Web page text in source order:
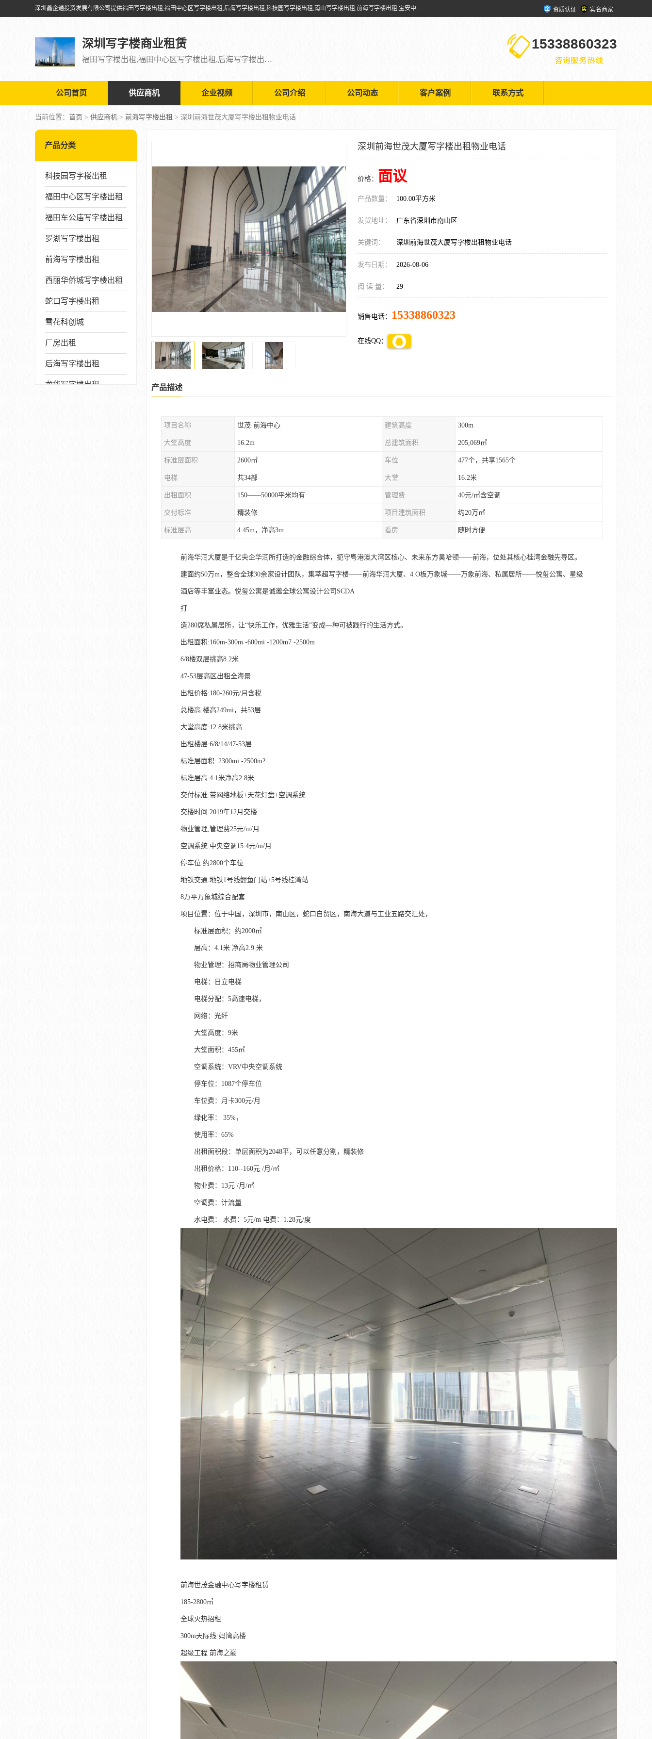
深圳鑫企通投资发展有限公司提供福田写字楼出租,福田中心区写字楼出租,后海写字楼出租,科技园写字楼出租,南山写字楼出租,前海写字楼出租,宝安中心写字楼出租,车公庙写字楼出租,深圳写字楼出租，欢迎有需要的朋友前来咨询。 资质认证 实名商家
深圳写字楼商业租赁
福田写字楼出租,福田中心区写字楼出租,后海写字楼出租,科技园写字楼出租,南山写字楼出租,前海写字楼出租,宝安中心写字楼出租
15338860323
公司首页 供应商机 企业视频 公司介绍 公司动态 客户案例 联系方式
当前位置： 首页 > 供应商机 > 前海写字楼出租 > 深圳前海世茂大厦写字楼出租物业电话
产品分类
科技园写字楼出租
福田中心区写字楼出租
福田车公庙写字楼出租
罗湖写字楼出租
前海写字楼出租
西丽华侨城写字楼出租
蛇口写字楼出租
雪花科创城
厂房出租
后海写字楼出租
龙华写字楼出租
深圳前海世茂大厦写字楼出租物业电话
价格： 面议
产品数量： 100.00平方米
发货地址： 广东省深圳市南山区
关键词： 深圳前海世茂大厦写字楼出租物业电话
发布日期： 2026-08-06
阅 读 量： 29
销售电话： 15338860323
在线QQ：
产品描述
项目名称 世茂·前海中心 建筑高度 300m
大堂高度 16.2m 总建筑面积 205,069㎡
标准层面积 2600㎡ 车位 477个，共享1565个
电梯 共34部 大堂 16.2米
出租面积 150——50000平米均有 管理费 40元/㎡含空调
交付标准 精装修 项目建筑面积 约20万㎡
标准层高 4.45m，净高3m 看房 随时方便
前海华润大厦是千亿央企华润所打造的金融综合体，扼守粤港澳大湾区核心、未来东方昊哈顿——前海，位处其核心桂湾金融先导区。
建面约50万m，整合全球30余家设计团队，集萃超写字楼——前海华润大厦、4.O板万象城——万象前海、私属居所——悦玺公寓、星级
酒店等丰富业态。悦玺公寓是诚邀全球公寓设计公司SCDA
打
造280席私属居所，让“快乐工作，优雅生活”变成—种可被践行的生活方式。
出租面积:160m-300m -600mi -1200m7 -2500m
6/8楼双层挑高8.2米
47-53层高区出租全海景
出租价格:180-260元/月含税
总楼高:楼高249mi，共53层
大堂高度:12.8米挑高
出租楼层:6/8/14/47-53层
标准层面积: 2300mi -2500m?
标准层高:4.1米净高2.8米
交付标准:带网络地板+天花灯盘+空调系统
交楼时间:2019年12月交楼
物业管理;管理费25元/m/月
空调系统:中央空调15.4元/m/月
停车位:约2800个车位
地铁交通:地铁1号线鲤鱼门站+5号线桂湾站
8万平万象城综合配套
项目位置：位于中国，深圳市，南山区，蛇口自贸区，南海大道与工业五路交汇处，
标准层面积：约2000㎡
层高：4.1米 净高2.9.米
物业管理：招商局物业管理公司
电梯：日立电梯
电梯分配：5高速电梯，
网络：光纤
大堂高度：9米
大堂面积：455㎡
空调系统：VRV中央空调系统
停车位：1087个停车位
车位费：月卡300元/月
绿化率： 35%，
使用率：65%
出租面积段：单层面积为2048平，可以任意分割，精装修
出租价格：110--160元 /月/㎡
物业费：13元 /月/㎡
空调费：计流量
水电费： 水费：5元/m 电费：1.28元/度
​​前海世茂金融中心写字楼租赁
185-2800㎡
全球火热招租
300m天际线·妈湾高楼
超级工程 前海之巅